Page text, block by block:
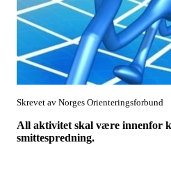
Skrevet av Norges Orienteringsforbund
All aktivitet skal være innenfor
smittespredning.